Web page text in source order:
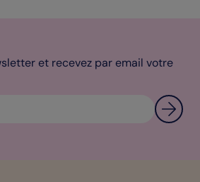
et recevez par email votre